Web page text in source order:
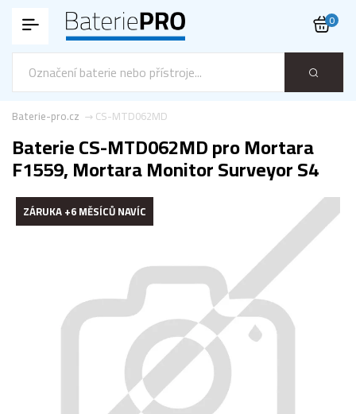
0
CS-MTD062MD
Baterie-pro.cz
Baterie CS-MTD062MD pro Mortara
F1559, Mortara Monitor Surveyor S4
ZÁRUKA +6 MĚSÍCŮ NAVÍC